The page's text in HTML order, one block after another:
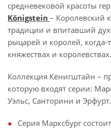
средневековой красоты
Königstein – Королевский
традиции и впитавший
рыцарей и королей,
княжествах и королевствах.
Коллекция Кёнигштайн –
которую входят серии:
Уэльс, Санторини и Эрфурт.
Серия Марксбург